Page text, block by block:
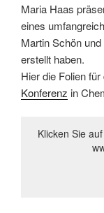
Maria Haas
eines
Martin Schön
erstellt haben.
Hier die Folien
Konferenz in
Klicken Sie